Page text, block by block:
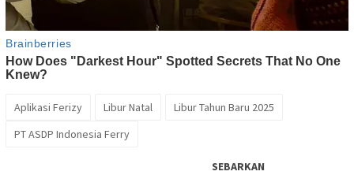
Aplikasi Ferizy Libur Natal
Libur Tahun Baru 2025
PT ASDP Indonesia Ferry
SEBARKAN